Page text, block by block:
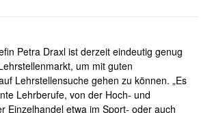
Petra Draxl ist derzeit eindeutig genug
um mit guten
Lehrstellensuche gehen zu können. „Es
Lehrberufe, von der Hoch- und
Einzelhandel etwa im Sport- oder auch